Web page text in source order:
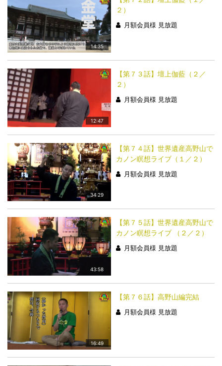
14:35
２）
月額会員様 見放題
12:47
【第７３話】壇上伽藍（２／
２）
月額会員様 見放題
34:29
【第７４話】世界遺産高野山で
カノン瞑想ライブ（１／２）
月額会員様 見放題
43:58
【第７５話】世界遺産高野山で
カノン瞑想ライブ （２／２）
月額会員様 見放題
16:49
【第７６話】高野山編完結
月額会員様 見放題